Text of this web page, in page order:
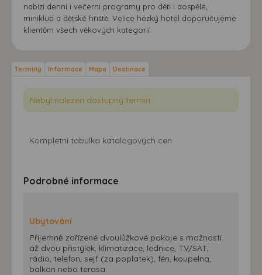
nabízí denní i večerní programy pro děti i dospělé,
miniklub a dětské hřiště. Velice hezký hotel doporučujeme
klientům všech věkových kategorií.
Termíny Informace Mapa Destinace
Nebyl nalezen dostupný termín.
Kompletní tabulka katalogových cen
Podrobné informace
Ubytování
Příjemně zařízené dvoulůžkové pokoje s možností
až dvou přistýlek, klimatizace, lednice, TV/SAT,
rádio, telefon, sejf (za poplatek), fén, koupelna,
balkon nebo terasa.